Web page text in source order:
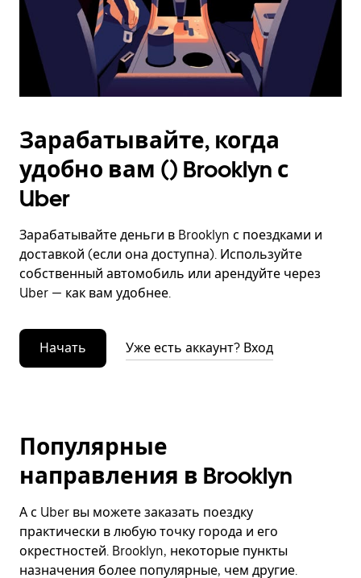
Зарабатывайте, когда
удобно вам () Brooklyn с
Uber
Зарабатывайте деньги в Brooklyn с поездками и
доставкой (если она доступна). Используйте
собственный автомобиль или арендуйте через
Uber — как вам удобнее.
Начать Уже есть аккаунт? Вход
Популярные
направления в Brooklyn
А с Uber вы можете заказать поездку
практически в любую точку города и его
окрестностей. Brooklyn, некоторые пункты
назначения более популярные, чем другие.